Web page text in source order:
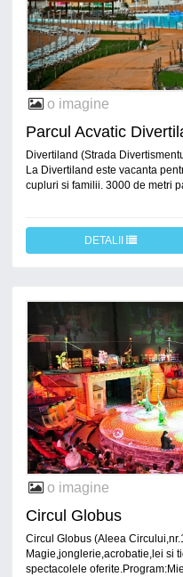
o imagine
Parcul Acvatic
Divertiland (Strada
La Divertiland este vacanta
cupluri si familii. 3000 de metri
DETALII
o imagine
Circul Globus
Circul Globus (Aleea
Magie,jonglerie,acrobatie,lei si
spectacolele